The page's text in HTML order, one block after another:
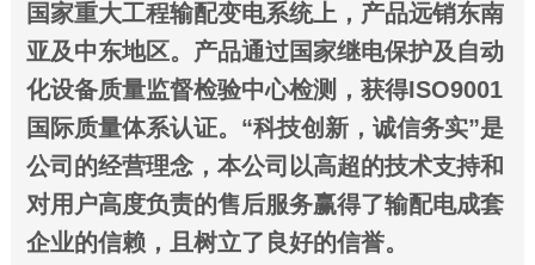
国家重大工程输配变电系统上，产品远销东南
亚及中东地区。产品通过国家继电保护及自动
化设备质量监督检验中心检测，获得ISO9001
国际质量体系认证。“科技创新，诚信务实”是
公司的经营理念，本公司以高超的技术支持和
对用户高度负责的售后服务赢得了输配电成套
企业的信赖，且树立了良好的信誉。